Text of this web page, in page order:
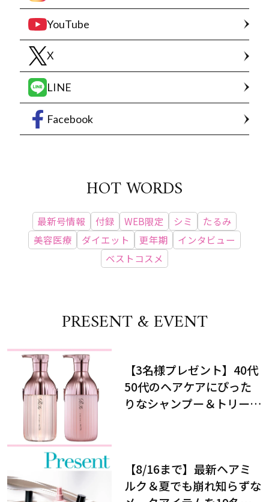
YouTube
X
LINE
Facebook
HOT WORDS
最新号情報 付録 WEB限定 シミ
たるみ
美容医療
ダイエット 更年期
インタビュー
ベストコスメ
PRESENT & EVENT
【3名様プレゼント】40代
50代のヘアケアにぴった
りなシャンプー＆トリート
【8/16まで】最新ヘアミ
ルク＆夏でも崩れ知らずな